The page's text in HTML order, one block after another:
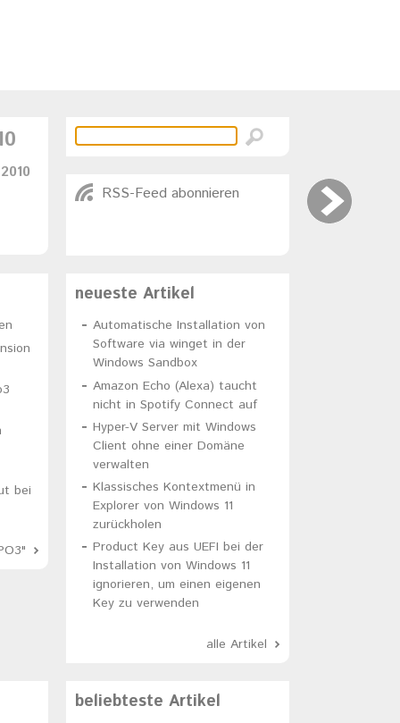
RSS-Feed abonnieren
bei
neueste Artikel
Automatische Installation von
Software via winget in der
Windows Sandbox
Amazon Echo (Alexa) taucht
nicht in Spotify Connect auf
Hyper-V Server mit Windows
Client ohne einer Domäne
verwalten
Klassisches Kontextmenü in
Explorer von Windows 11
zurückholen
Product Key aus UEFI bei der
Installation von Windows 11
ignorieren, um einen eigenen
Key zu verwenden
alle Artikel
beliebteste Artikel